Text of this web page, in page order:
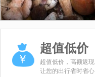
超值低价
超值低价，高额返现
让您的出行省时省心